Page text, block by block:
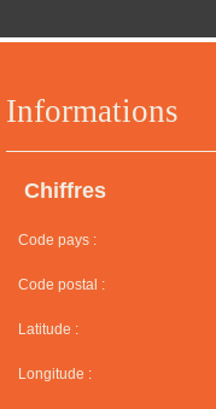
Informations
Chiffres
Code pays :
Code postal :
Latitude :
Longitude :